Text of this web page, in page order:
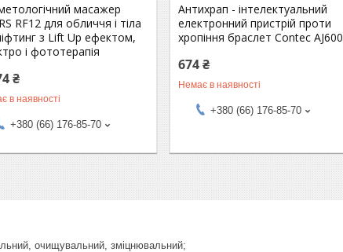
масажер
RF12 для обличчя і тіла
з Lift Up ефектом,
і фототерапія
₴
в наявності
+380 (66) 176-85-70
Антихрап - інтелектуальний
електронний пристрій проти
хропіння браслет Contec AJ600
674 ₴
Немає в наявності
+380 (66) 176-85-70
очищувальний, зміцнювальний;